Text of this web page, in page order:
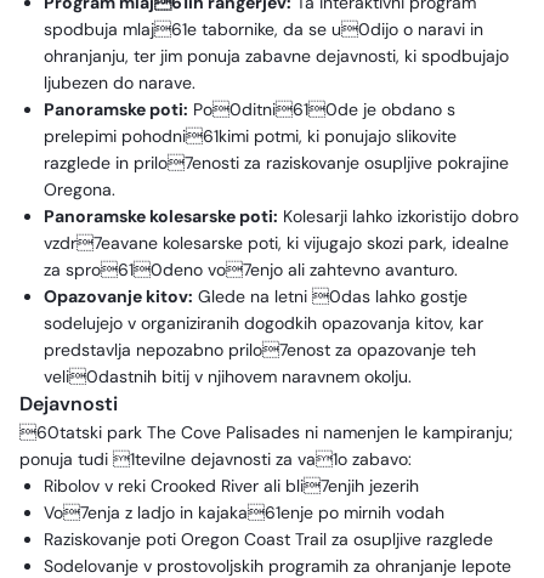
spodbuja mlaj61e tabornike, da se u0dijo o naravi in
ohranjanju, ter jim ponuja zabavne dejavnosti, ki spodbujajo
ljubezen do narave.
Panoramske poti: Po0ditni610de je obdano s
prelepimi pohodni61kimi potmi, ki ponujajo slikovite
razglede in prilo7enosti za raziskovanje osupljive pokrajine
Oregona.
Panoramske kolesarske poti: Kolesarji lahko izkoristijo dobro
vzdr7eavane kolesarske poti, ki vijugajo skozi park, idealne
za spro610deno vo7enjo ali zahtevno avanturo.
Opazovanje kitov: Glede na letni 0das lahko gostje
sodelujejo v organiziranih dogodkih opazovanja kitov, kar
predstavlja nepozabno prilo7enost za opazovanje teh
veli0dastnih bitij v njihovem naravnem okolju.
Dejavnosti
60tatski park The Cove Palisades ni namenjen le kampiranju;
ponuja tudi 1tevilne dejavnosti za va1o zabavo:
Ribolov v reki Crooked River ali bli7enjih jezerih
Vo7enja z ladjo in kajaka61enje po mirnih vodah
Raziskovanje poti Oregon Coast Trail za osupljive razglede
Sodelovanje v prostovoljskih programih za ohranjanje lepote